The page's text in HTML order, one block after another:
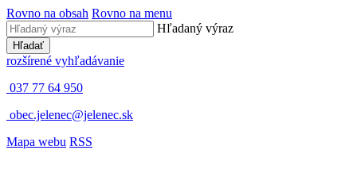
Rovno na obsah Rovno na menu
Hľadaný výraz
Hľadať
rozšírené vyhľadávanie
037 77 64 950
obec.jelenec@jelenec.sk
Mapa webu RSS